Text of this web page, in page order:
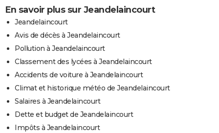
En savoir plus sur Jeandelaincourt
Jeandelaincourt
Avis de décès à Jeandelaincourt
Pollution à Jeandelaincourt
Classement des lycées à Jeandelaincourt
Accidents de voiture à Jeandelaincourt
Climat et historique météo de Jeandelaincourt
Salaires à Jeandelaincourt
Dette et budget de Jeandelaincourt
Impôts à Jeandelaincourt